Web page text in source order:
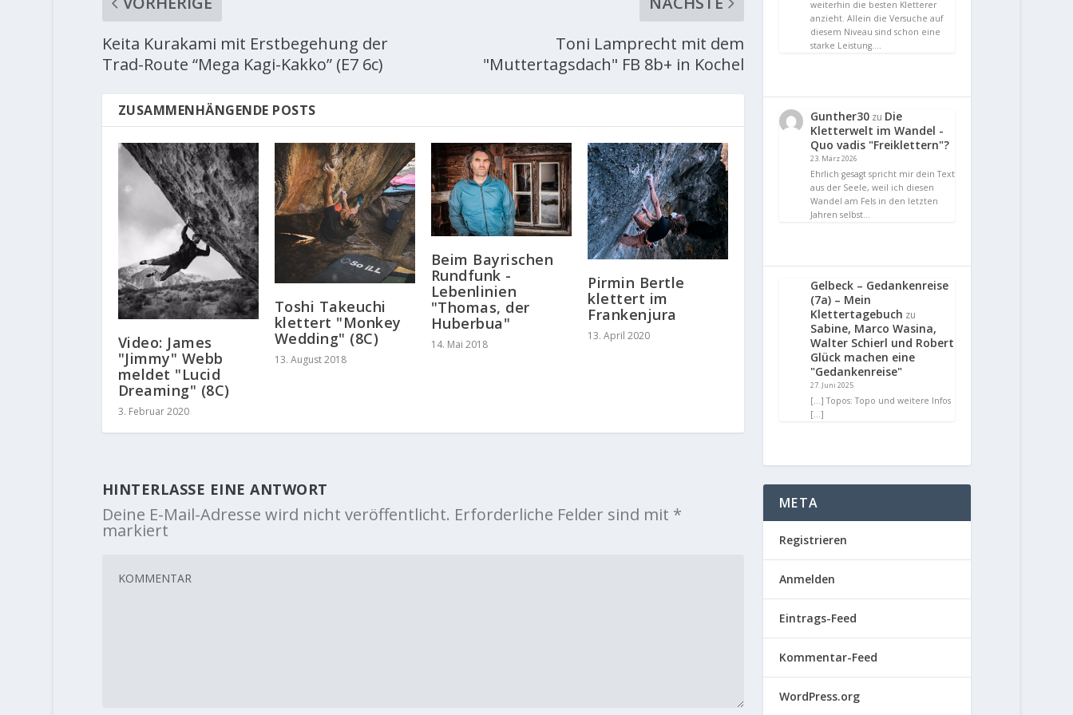
Keita Kurakami mit Erstbegehung der
Trad-Route “Mega Kagi-Kakko” (E7 6c)
Toni Lamprecht mit dem
"Muttertagsdach" FB 8b+ in Kochel
ZUSAMMENHÄNGENDE POSTS
Video: James
"Jimmy" Webb
meldet "Lucid
Dreaming" (8C)
3. Februar 2020
Toshi Takeuchi
klettert "Monkey
Wedding" (8C)
13. August 2018
Beim Bayrischen
Rundfunk -
Lebenlinien
"Thomas, der
Huberbua"
14. Mai 2018
Pirmin Bertle
klettert im
Frankenjura
13. April 2020
HINTERLASSE EINE ANTWORT
Deine E-Mail-Adresse wird nicht veröffentlicht. Erforderliche Felder sind mit *
markiert
weiterhin die besten Kletterer
anzieht. Allein die Versuche auf
diesem Niveau sind schon eine
starke Leistung.…
Gunther30 zu Die
Kletterwelt im Wandel -
Quo vadis "Freiklettern"?
23. März 2026
Ehrlich gesagt spricht mir dein Text
aus der Seele, weil ich diesen
Wandel am Fels in den letzten
Jahren selbst…
Gelbeck – Gedankenreise
(7a) – Mein
Klettertagebuch zu
Sabine, Marco Wasina,
Walter Schierl und Robert
Glück machen eine
"Gedankenreise"
27. Juni 2025
[…] Topos: Topo und weitere Infos
[…]
META
Registrieren
Anmelden
Eintrags-Feed
Kommentar-Feed
WordPress.org